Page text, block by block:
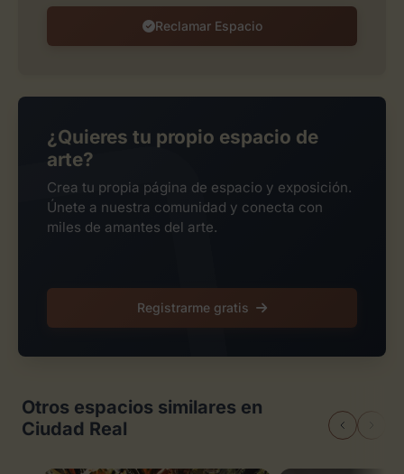
Reclamar Espacio
¿Quieres tu propio espacio de
arte?
Crea tu propia página de espacio y exposición.
Únete a nuestra comunidad y conecta con
miles de amantes del arte.
Registrarme gratis
Otros espacios similares en
Ciudad Real